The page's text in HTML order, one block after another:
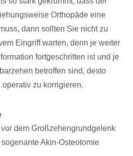
Orthopäde eine
dann sollten Sie nicht zu
Eingriff warten, denn je weiter
fortgeschritten ist und je
betroffen sind, desto
zu korrigieren.
dem Großzehengrundgelenk
Akin-Osteotomie